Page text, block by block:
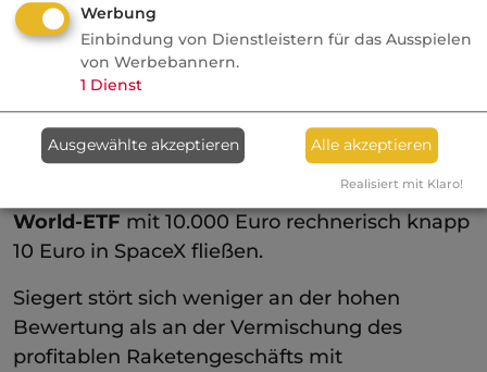
einem Kurs-Umsatz-Verhältnis von rund 100.
Ausgegeben wird nur ein extrem knapper
Float, wobei ungewöhnliche 30 Prozent an
geänderte Indexregeln landen selbst passive
ETF-Anleger mit kleinen Beträgen in der Aktie.
Kirchner rechnet vor, dass bei einemMSCI-
World-ETF mit 10.000 Euro rechnerisch knapp
10 Euro in SpaceX fließen.
Siegert stört sich weniger an der hohen
Bewertung als an der Vermischung des
profitablen Raketengeschäfts mit
Werbung
Einbindung von Dienstleistern für das Ausspielen
von Werbebannern.
1 Dienst
Ausgewählte akzeptieren Alle akzeptieren
Realisiert mit Klaro!